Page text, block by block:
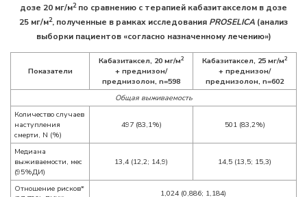
дозе 20 мг/м2по сравнению с терапией кабазитакселом в дозе
25 мг/м2, полученные в рамках исследования PROSELICA (анализ
выборки пациентов «согласно назначенному лечению»)
Показатели
Кабазитаксел, 20 мг/м2
+ преднизон/
преднизолон, n=598
Кабазитаксел, 25 мг/м2
+ преднизон/
преднизолон, n=602
Общая выживаемость
Количество случаев
наступления
смерти, N (%)
497 (83,1%) 501 (83,2%)
Медиана
выживаемости, мес
(95%ДИ)
13,4 (12,2; 14,9) 14,5 (13,5; 15,3)
Отношение рисков*
1,024 (0,886; 1,184)